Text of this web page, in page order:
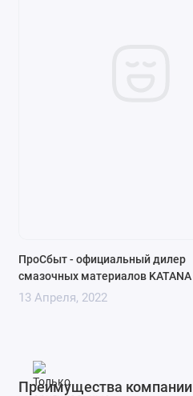
ПроСбыт - официальный дилер
смазочных материалов KATANA
13 Апреля, 2022
Преимущества компании